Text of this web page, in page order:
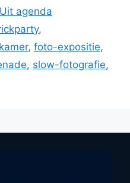
Uit agenda
,
, foto-expositie,
, slow-fotografie,